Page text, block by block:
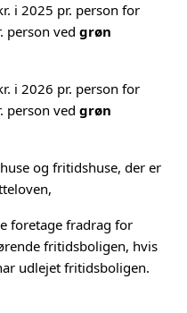
i 2025 pr. person for
person ved grøn
i 2026 pr. person for
person ved grøn
og fritidshuse, der er
foretage fradrag for
fritidsboligen, hvis
udlejet fritidsboligen.